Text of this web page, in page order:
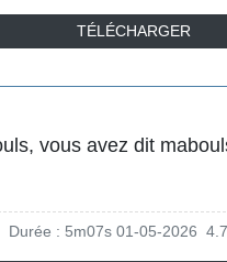
TÉLÉCHARGER
vous avez dit
Durée : 5m07s 01-05-2026